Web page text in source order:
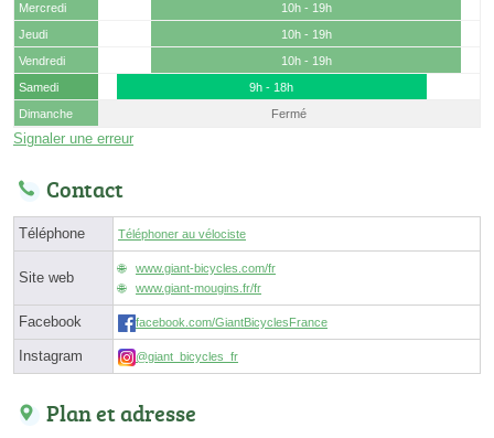
Mercredi
10h - 19h
Jeudi
10h - 19h
Vendredi
10h - 19h
Samedi
9h - 18h
Dimanche
Fermé
Signaler une erreur
Contact
Téléphone Téléphoner au vélociste
Site web
www.giant-bicycles.com/fr
www.giant-mougins.fr/fr
Facebook facebook.com/GiantBicyclesFrance
Instagram @giant_bicycles_fr
Plan et adresse